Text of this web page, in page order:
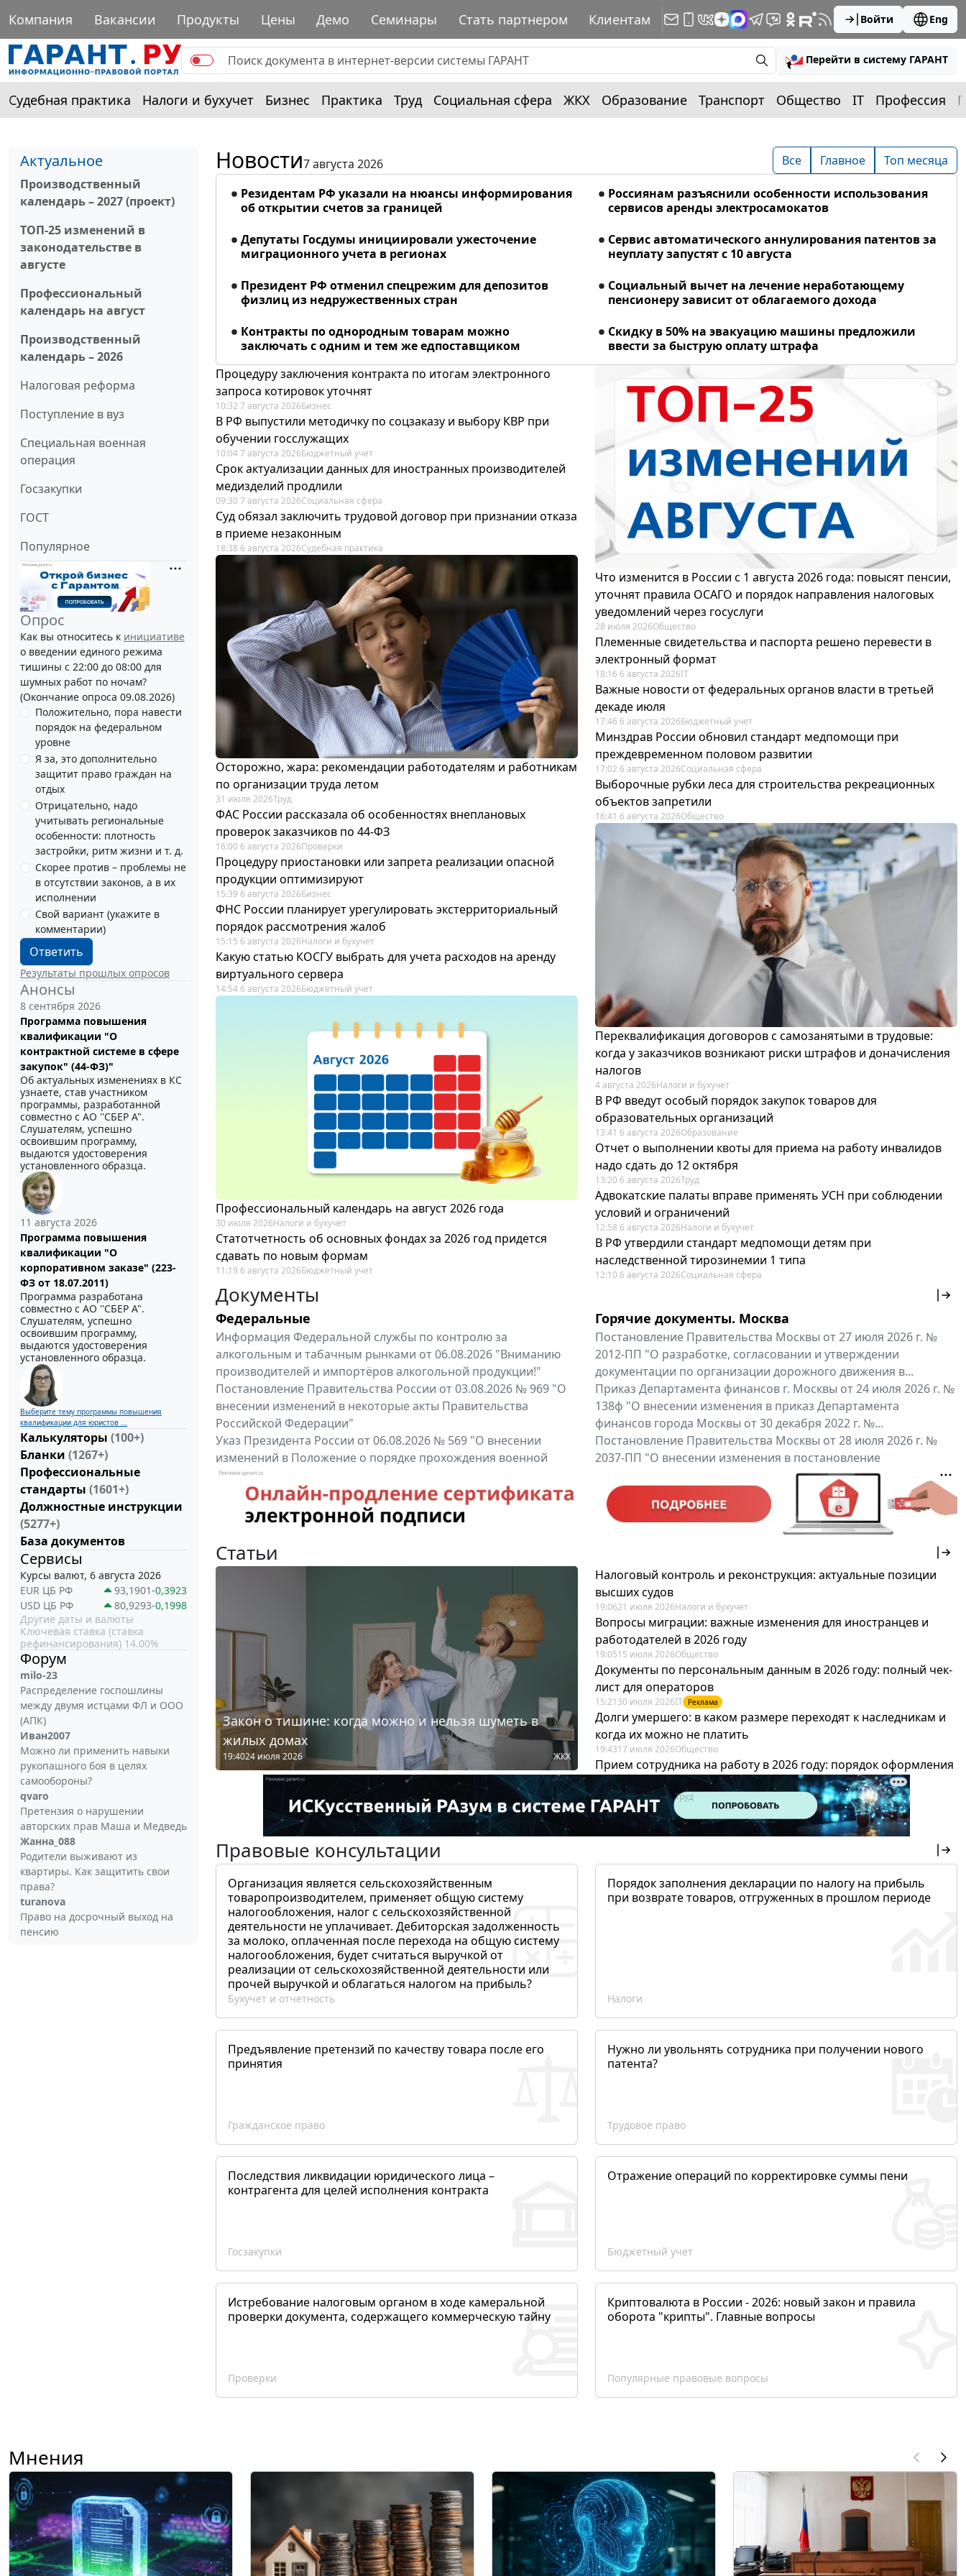
Компания Вакансии Продукты Цены Демо Семинары Стать партнером Клиентам Войти Eng
Перейти в систему ГАРАНТ
Судебная практика Налоги и бухучет Бизнес Практика Труд Социальная сфера ЖКХ Образование Транспорт Общество IT Профессия
Актуальное
Производственный
календарь – 2027 (проект)
ТОП-25 изменений в
законодательстве в
августе
Профессиональный
календарь на август
Производственный
календарь – 2026
Налоговая реформа
Поступление в вуз
Специальная военная
операция
Госзакупки
ГОСТ
Популярное
Опрос
Как вы относитесь к инициативе
о введении единого режима
тишины с 22:00 до 08:00 для
шумных работ по ночам?
(Окончание опроса 09.08.2026)
Положительно, пора навести
порядок на федеральном
уровне
Я за, это дополнительно
защитит право граждан на
отдых
Отрицательно, надо
учитывать региональные
особенности: плотность
застройки, ритм жизни и т. д.
Скорее против – проблемы не
в отсутствии законов, а в их
исполнении
Свой вариант (укажите в
комментарии)
Ответить
Результаты прошлых опросов
Анонсы
8 сентября 2026
Программа повышения
квалификации "О
контрактной системе в сфере
закупок" (44-ФЗ)"
Об актуальных изменениях в КС
узнаете, став участником
программы, разработанной
совместно с АО ''СБЕР А".
Слушателям, успешно
освоившим программу,
выдаются удостоверения
установленного образца.
11 августа 2026
Программа повышения
квалификации "О
корпоративном заказе" (223-
ФЗ от 18.07.2011)
Программа разработана
совместно с АО ''СБЕР А".
Слушателям, успешно
освоившим программу,
выдаются удостоверения
установленного образца.
Выберите тему программы повышения
квалификации для юристов ...
Калькуляторы (100+)
Бланки (1267+)
Профессиональные
стандарты (1601+)
Должностные инструкции
(5277+)
База документов
Сервисы
Курсы валют, 6 августа 2026
EUR ЦБ РФ
93,1901-0,3923
USD ЦБ РФ
80,9293-0,1998
Другие даты и валюты
Ключевая ставка (ставка
рефинансирования) 14.00%
Форум
milo-23
Распределение госпошлины
между двумя истцами ФЛ и ООО
(АПК)
Иван2007
Можно ли применить навыки
рукопашного боя в целях
самообороны?
qvaro
Претензия о нарушении
авторских прав Маша и Медведь
Жанна_088
Родители выживают из
квартиры. Как защитить свои
права?
turanova
Право на досрочный выход на
пенсию
Новости7 августа 2026 Все Главное Топ месяца
Резидентам РФ указали на нюансы информирования
об открытии счетов за границей
Россиянам разъяснили особенности использования
сервисов аренды электросамокатов
Депутаты Госдумы инициировали ужесточение
миграционного учета в регионах
Сервис автоматического аннулирования патентов за
неуплату запустят с 10 августа
Президент РФ отменил спецрежим для депозитов
физлиц из недружественных стран
Социальный вычет на лечение неработающему
пенсионеру зависит от облагаемого дохода
Контракты по однородным товарам можно
заключать с одним и тем же едпоставщиком
Скидку в 50% на эвакуацию машины предложили
ввести за быструю оплату штрафа
Процедуру заключения контракта по итогам электронного
запроса котировок уточнят
10:32 7 августа 2026Бизнес
В РФ выпустили методичку по соцзаказу и выбору КВР при
обучении госслужащих
10:04 7 августа 2026Бюджетный учет
Срок актуализации данных для иностранных производителей
медизделий продлили
09:30 7 августа 2026Социальная сфера
Суд обязал заключить трудовой договор при признании отказа
в приеме незаконным
18:38 6 августа 2026Судебная практика
Осторожно, жара: рекомендации работодателям и работникам
по организации труда летом
31 июля 2026Труд
ФАС России рассказала об особенностях внеплановых
проверок заказчиков по 44-ФЗ
16:00 6 августа 2026Проверки
Процедуру приостановки или запрета реализации опасной
продукции оптимизируют
15:39 6 августа 2026Бизнес
ФНС России планирует урегулировать экстерриториальный
порядок рассмотрения жалоб
15:15 6 августа 2026Налоги и бухучет
Какую статью КОСГУ выбрать для учета расходов на аренду
виртуального сервера
14:54 6 августа 2026Бюджетный учет
Профессиональный календарь на август 2026 года
30 июля 2026Налоги и бухучет
Статотчетность об основных фондах за 2026 год придется
сдавать по новым формам
11:19 6 августа 2026Бюджетный учет
Что изменится в России с 1 августа 2026 года: повысят пенсии,
уточнят правила ОСАГО и порядок направления налоговых
уведомлений через госуслуги
28 июля 2026Общество
Племенные свидетельства и паспорта решено перевести в
электронный формат
18:16 6 августа 2026IT
Важные новости от федеральных органов власти в третьей
декаде июля
17:46 6 августа 2026Бюджетный учет
Минздрав России обновил стандарт медпомощи при
преждевременном половом развитии
17:02 6 августа 2026Социальная сфера
Выборочные рубки леса для строительства рекреационных
объектов запретили
16:41 6 августа 2026Общество
Переквалификация договоров с самозанятыми в трудовые:
когда у заказчиков возникают риски штрафов и доначисления
налогов
4 августа 2026Налоги и бухучет
В РФ введут особый порядок закупок товаров для
образовательных организаций
13:41 6 августа 2026Образование
Отчет о выполнении квоты для приема на работу инвалидов
надо сдать до 12 октября
13:20 6 августа 2026Труд
Адвокатские палаты вправе применять УСН при соблюдении
условий и ограничений
12:58 6 августа 2026Налоги и бухучет
В РФ утвердили стандарт медпомощи детям при
наследственной тирозинемии 1 типа
12:10 6 августа 2026Социальная сфера
Документы
Федеральные
Информация Федеральной службы по контролю за
алкогольным и табачным рынками от 06.08.2026 "Вниманию
производителей и импортёров алкогольной продукции!"
Постановление Правительства России от 03.08.2026 № 969 "О
внесении изменений в некоторые акты Правительства
Российской Федерации"
Указ Президента России от 06.08.2026 № 569 "О внесении
изменений в Положение о порядке прохождения военной
службы, утвержденное Указом Президента Российской...
Все федеральные документы
Горячие документы. Москва
Постановление Правительства Москвы от 27 июля 2026 г. №
2012-ПП "О разработке, согласовании и утверждении
документации по организации дорожного движения в...
Приказ Департамента финансов г. Москвы от 24 июля 2026 г. №
138ф "О внесении изменения в приказ Департамента
финансов города Москвы от 30 декабря 2022 г. №...
Постановление Правительства Москвы от 28 июля 2026 г. №
2037-ПП "О внесении изменения в постановление
Правительства Москвы от 26 июля 2011 г. № 334-ПП"
Все региональные документы Мой регион ...
Статьи
Закон о тишине: когда можно и нельзя шуметь в
жилых домах
19:4024 июля 2026 ЖКХ
Налоговый контроль и реконструкция: актуальные позиции
высших судов
19:0621 июля 2026Налоги и бухучет
Вопросы миграции: важные изменения для иностранцев и
работодателей в 2026 году
19:0515 июля 2026Общество
Документы по персональным данным в 2026 году: полный чек-
лист для операторов
15:21 30 июля 2026IT Реклама
Долги умершего: в каком размере переходят к наследникам и
когда их можно не платить
19:4317 июля 2026Общество
Прием сотрудника на работу в 2026 году: порядок оформления
для кадровика и бухгалтера
12:2822 июля 2026Труд
Правовые консультации
Организация является сельскохозяйственным
товаропроизводителем, применяет общую систему
налогообложения, налог с сельскохозяйственной
деятельности не уплачивает. Дебиторская задолженность
за молоко, оплаченная после перехода на общую систему
налогообложения, будет считаться выручкой от
реализации от сельскохозяйственной деятельности или
прочей выручкой и облагаться налогом на прибыль?
Бухучет и отчетность
Порядок заполнения декларации по налогу на прибыль
при возврате товаров, отгруженных в прошлом периоде
Налоги
Предъявление претензий по качеству товара после его
принятия
Гражданское право
Нужно ли увольнять сотрудника при получении нового
патента?
Трудовое право
Последствия ликвидации юридического лица –
контрагента для целей исполнения контракта
Госзакупки
Отражение операций по корректировке суммы пени
Бюджетный учет
Истребование налоговым органом в ходе камеральной
проверки документа, содержащего коммерческую тайну
Проверки
Криптовалюта в России - 2026: новый закон и правила
оборота "крипты". Главные вопросы
Популярные правовые вопросы
Мнения